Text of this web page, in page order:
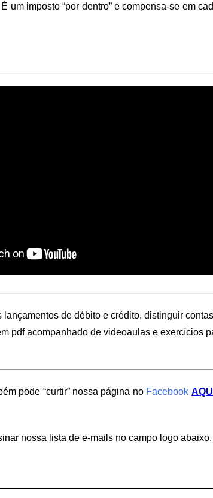
imposto “por dentro” e compensa-se em
de débito e crédito, distinguir
pdf acompanhado de videoaulas e exercícios
pode “curtir” nossa página no Facebook AQUI
nossa lista de e-mails no campo logo abaixo.